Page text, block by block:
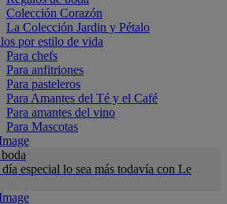
Colección Corazón
La Colección Jardin y Pétalo
por estilo de vida
Para chefs
Para anfitriones
Para pasteleros
Para Amantes del Té y el Café
Para amantes del vino
Para Mascotas
especial lo sea más todavía con Le